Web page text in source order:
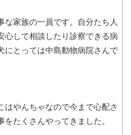
な家族の一員です。自分たち人
心して相談したり診察できる病
にとっては中島動物病院さんで
はやんちゃなので今まで心配さ
をたくさんやってきました。